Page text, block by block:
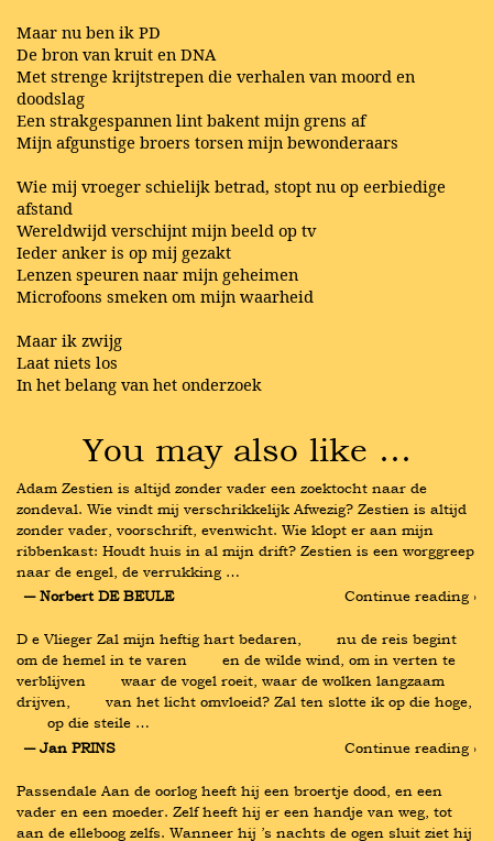
Maar nu ben ik PD
De bron van kruit en DNA
Met strenge krijtstrepen die verhalen van moord en
doodslag
Een strakgespannen lint bakent mijn grens af
Mijn afgunstige broers torsen mijn bewonderaars
Wie mij vroeger schielijk betrad, stopt nu op eerbiedige
afstand
Wereldwijd verschijnt mijn beeld op tv
Ieder anker is op mij gezakt
Lenzen speuren naar mijn geheimen
Microfoons smeken om mijn waarheid
Maar ik zwijg
Laat niets los
In het belang van het onderzoek
You may also like …
Adam Zestien is altijd zonder vader een zoektocht naar de
zondeval. Wie vindt mij verschrikkelijk Afwezig? Zestien is altijd
zonder vader, voorschrift, evenwicht. Wie klopt er aan mijn
ribbenkast: Houdt huis in al mijn drift? Zestien is een worggreep
naar de engel, de verrukking …
― Norbert DE BEULE
Continue reading ›
D e Vlieger Zal mijn heftig hart bedaren,        nu de reis begint
om de hemel in te varen        en de wilde wind, om in verten te
verblijven        waar de vogel roeit, waar de wolken langzaam
drijven,        van het licht omvloeid? Zal ten slotte ik op die hoge,
op die steile …
― Jan PRINS
Continue reading ›
Passendale Aan de oorlog heeft hij een broertje dood, en een
vader en een moeder. Zelf heeft hij er een handje van weg, tot
aan de elleboog zelfs. Wanneer hij ’s nachts de ogen sluit ziet hij